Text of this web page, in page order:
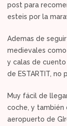
post para
esteis por la
Ademas de
medievales como
y calas de
de ESTARTIT, no
Muy fácil de
coche, y también
aeropuerto de